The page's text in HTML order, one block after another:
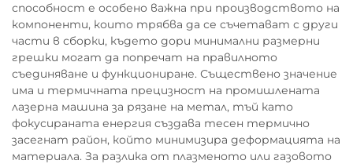
способност е особено важна при производството на
компоненти, които трябва да се съчетават с други
части в сборки, където дори минимални размерни
грешки могат да попречат на правилното
съединяване и функциониране. Съществено значение
има и термичната прецизност на промишлената
лазерна машина за рязане на метал, тъй като
фокусираната енергия създава тесен термично
засегнат район, който минимизира деформацията на
материала. За разлика от плазменото или газовото